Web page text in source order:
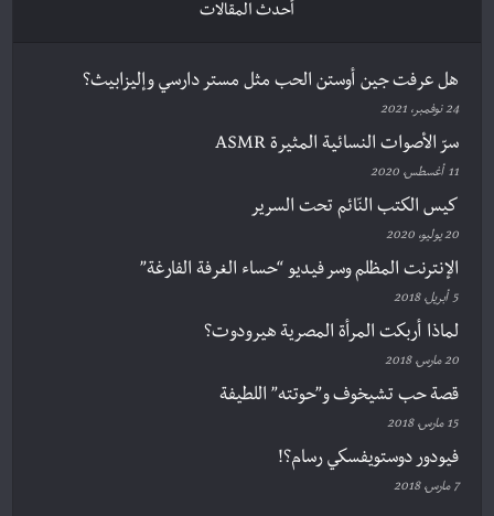
أحدث المقالات
هل عرفت جين أوستن الحب مثل مستر دارسي وإليزابيث؟
24 نوفمبر، 2021
سرّ الأصوات النسائية المثيرة ASMR
11 أغسطس، 2020
كيس الكتب النّائم تحت السرير
20 يوليو، 2020
الإنترنت المظلم وسر فيديو “حساء الغرفة الفارغة”
5 أبريل، 2018
لماذا أربكت المرأة المصرية هيرودوت؟
20 مارس، 2018
قصة حب تشيخوف و”حوتته” اللطيفة
15 مارس، 2018
فيودور دوستويفسكي رسام؟!
7 مارس، 2018